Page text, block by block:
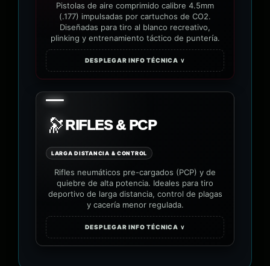
Pistolas de aire comprimido calibre 4.5mm
(.177) impulsadas por cartuchos de CO2.
Diseñadas para tiro al blanco recreativo,
plinking y entrenamiento táctico de puntería.
DESPLEGAR INFO TÉCNICA ∨
🔭RIFLES & PCP
LARGA DISTANCIA & CONTROL
Rifles neumáticos pre-cargados (PCP) y de
quiebre de alta potencia. Ideales para tiro
deportivo de larga distancia, control de plagas
y cacería menor regulada.
DESPLEGAR INFO TÉCNICA ∨